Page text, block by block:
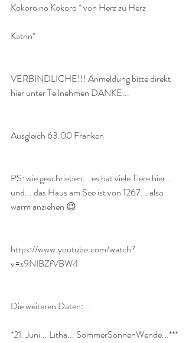
Kokoro no Kokoro * von Herz zu Herz
Katrin*
VERBINDLICHE!!! Anmeldung bitte direkt
hier unter Teilnehmen DANKE...
Ausgleich 63.00 Franken
PS: wie geschrieben... es hat viele Tiere hier...
und... das Haus am See ist von 1267... also
warm anziehen 😉
https://www.youtube.com/watch?
v=s9NIBZfVBW4
Die weiteren Daten:...
*21. Juni... Litha... SommerSonnenWende...***